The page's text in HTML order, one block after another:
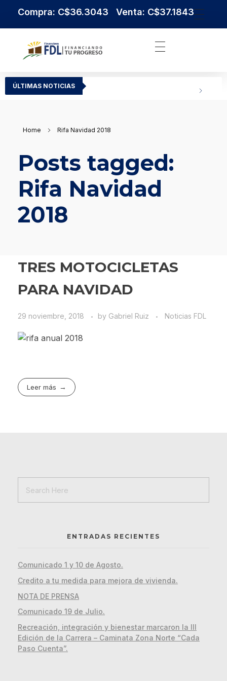
Compra: C$36.3043 Venta: C$37.1843
ÚLTIMAS NOTICIAS
Home Rifa Navidad 2018
Posts tagged:
Rifa Navidad
2018
TRES MOTOCICLETAS
PARA NAVIDAD
29 noviembre, 2018 by Gabriel Ruiz Noticias FDL
Leer más
ENTRADAS RECIENTES
Comunicado 1 y 10 de Agosto.
Credito a tu medida para mejora de vivienda.
NOTA DE PRENSA
Comunicado 19 de Julio.
Recreación, integración y bienestar marcaron la III
Edición de la Carrera – Caminata Zona Norte “Cada
Paso Cuenta”.